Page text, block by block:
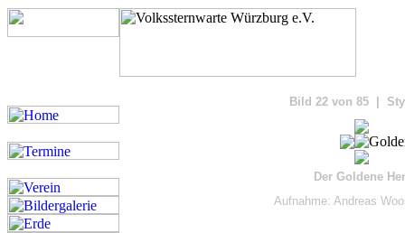
Bild 22 von 85 |
Der Goldene
Aufnahme: Andreas